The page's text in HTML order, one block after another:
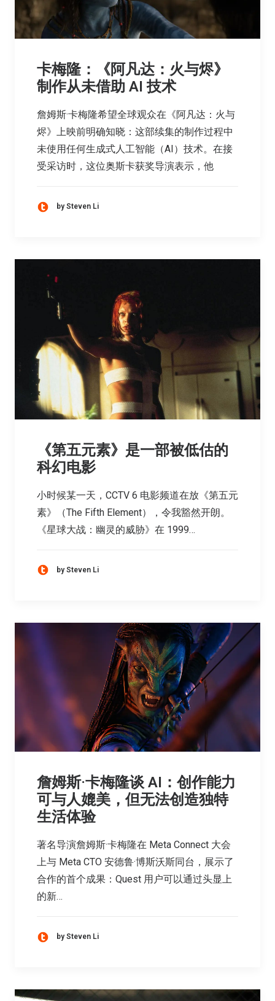
卡梅隆：《阿凡达：火与烬》
制作从未借助 AI 技术
詹姆斯·卡梅隆希望全球观众在《阿凡达：火与
烬》上映前明确知晓：这部续集的制作过程中
未使用任何生成式人工智能（AI）技术。在接
受采访时，这位奥斯卡获奖导演表示，他
by Steven Li
《第五元素》是一部被低估的
科幻电影
小时候某一天，CCTV 6 电影频道在放《第五元
素》（The Fifth Element），令我豁然开朗。
《星球大战：幽灵的威胁》在 1999…
by Steven Li
詹姆斯·卡梅隆谈 AI：创作能力
可与人媲美，但无法创造独特
生活体验
著名导演詹姆斯·卡梅隆在 Meta Connect 大会
上与 Meta CTO 安德鲁·博斯沃斯同台，展示了
合作的首个成果：Quest 用户可以通过头显上
的新…
by Steven Li